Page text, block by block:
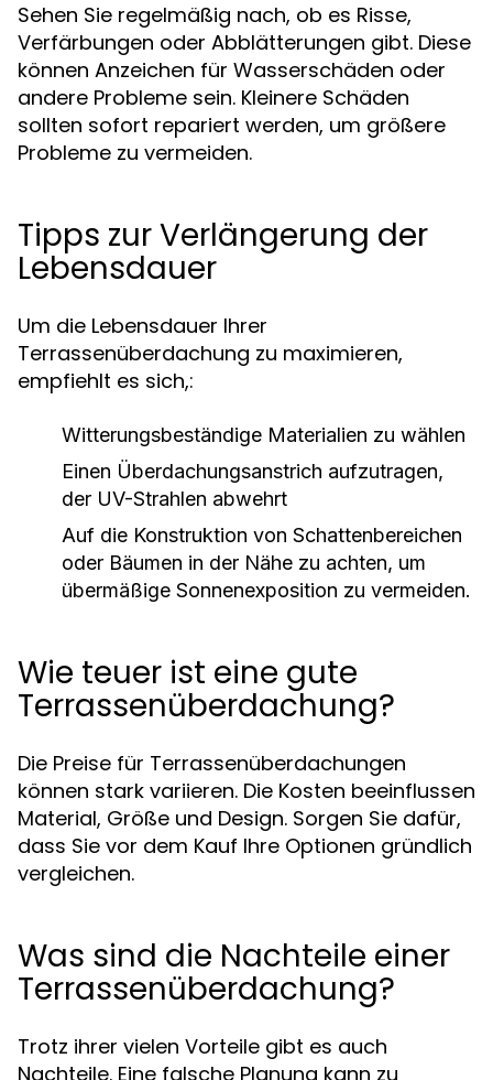
Sehen Sie regelmäßig nach, ob es Risse,
Verfärbungen oder Abblätterungen gibt. Diese
können Anzeichen für Wasserschäden oder
andere Probleme sein. Kleinere Schäden
sollten sofort repariert werden, um größere
Probleme zu vermeiden.
Tipps zur Verlängerung der
Lebensdauer
Um die Lebensdauer Ihrer
Terrassenüberdachung zu maximieren,
empfiehlt es sich,:
Witterungsbeständige Materialien zu wählen
Einen Überdachungsanstrich aufzutragen,
der UV-Strahlen abwehrt
Auf die Konstruktion von Schattenbereichen
oder Bäumen in der Nähe zu achten, um
übermäßige Sonnenexposition zu vermeiden.
Wie teuer ist eine gute
Terrassenüberdachung?
Die Preise für Terrassenüberdachungen
können stark variieren. Die Kosten beeinflussen
Material, Größe und Design. Sorgen Sie dafür,
dass Sie vor dem Kauf Ihre Optionen gründlich
vergleichen.
Was sind die Nachteile einer
Terrassenüberdachung?
Trotz ihrer vielen Vorteile gibt es auch
Nachteile. Eine falsche Planung kann zu